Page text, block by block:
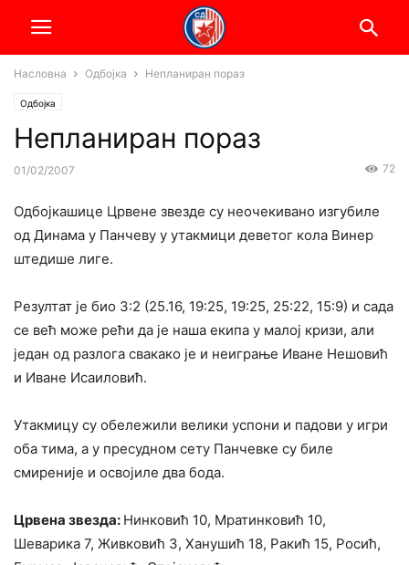
Насловна Одбојка Непланиран пораз
Одбојка
Непланиран пораз
01/02/2007 72
Одбојкашице Црвене звезде су неочекивано изгубиле
од Динама у Панчеву у утакмици деветог кола Винер
штедише лиге.
Резултат је био 3:2 (25.16, 19:25, 19:25, 25:22, 15:9) и сада
се већ може рећи да је наша екипа у малој кризи, али
један од разлога свакако је и неиграње Иване Нешовић
и Иване Исаиловић.
Утакмицу су обележили велики успони и падови у игри
оба тима, а у пресудном сету Панчевке су биле
смиреније и освојиле два бода.
Црвена звезда: Нинковић 10, Мратинковић 10,
Шеварика 7, Живковић 3, Ханушић 18, Ракић 15, Росић,